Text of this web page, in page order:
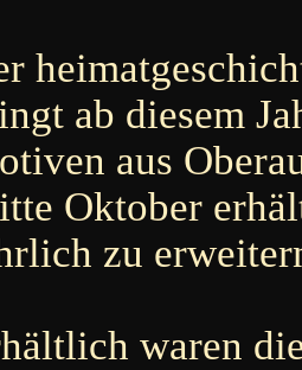
ab diesem
aus
Oktober
zu
waren